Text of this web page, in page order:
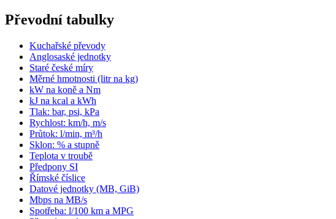
Převodní tabulky
Kuchařské převody
Anglosaské jednotky
Staré české míry
Měrné hmotnosti (litr na kg)
kW na koně a Nm
kJ na kcal a kWh
Tlak: bar, psi, kPa
Rychlost: km/h, m/s
Průtok: l/min, m³/h
Sklon: % a stupně
Teplota v troubě
Předpony SI
Římské číslice
Datové jednotky (MB, GiB)
Mbps na MB/s
Spotřeba: l/100 km a MPG